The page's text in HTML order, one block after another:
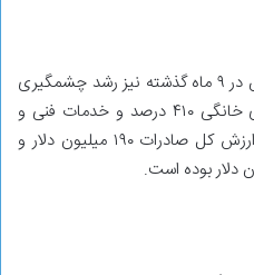
صادرات کالا و خدمات از جزیره کیش در ۹ ماه گذشته نیز رشد چشمگیری
داشته به طوری که صادرات کالاهای خانگی ۴۱۰ درصد و خدمات فنی و
مهندسی ۲۲ درصد افزایش یافته و ارزش کل صادرات ۱۹۰ میلیون دلار و